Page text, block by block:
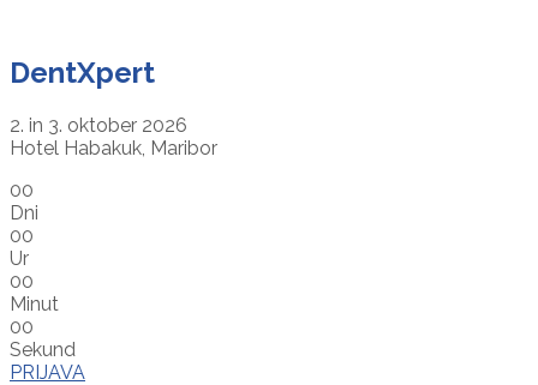
DentXpert
2. in 3. oktober 2026
Hotel Habakuk, Maribor
00
Dni
00
Ur
00
Minut
00
Sekund
PRIJAVA